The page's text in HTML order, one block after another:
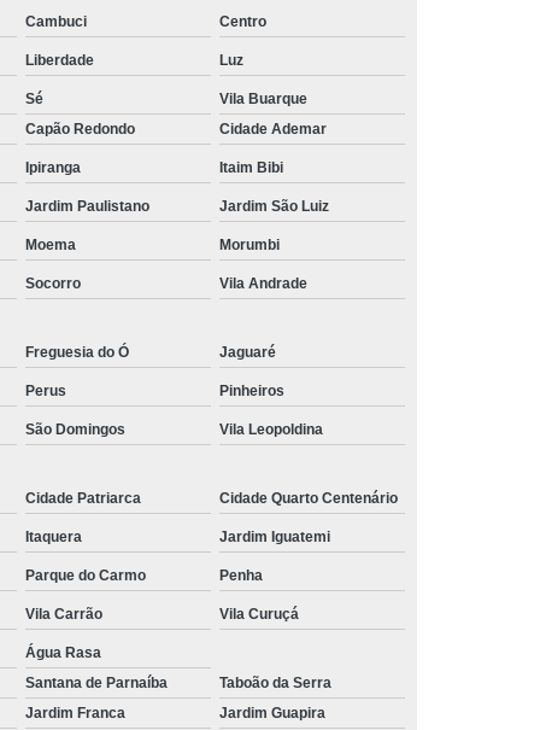
Piscina
Iluminação de Piscina com Led
em Piscina
Iluminação Interna Piscina
de Piscina
Iluminação para Piscina Led
Piscina Jacuzzi
Limpeza da Piscina
Limpeza de Piscina Condomínio
Limpeza de Piscina de Fibra
para Piscina
Limpeza Piscina
Aquecida
Limpeza de Piscina de Vinil
Tratamento e Manutenção de Piscinas
de Piscinas em Hotéis
Manutenção para Piscina em Casa
Limpeza de Piscina água Verde
Limpeza de Piscina Muito Suja
Limpeza de Piscina por Ionização
Cambuci Centro
Liberdade Luz
Sé
Vila Buarque
Capão Redondo Cidade Ademar
Ipiranga Itaim Bibi
Jardim Paulistano Jardim São Luiz
Moema Morumbi
Socorro Vila Andrade
Freguesia do Ó Jaguaré
Perus Pinheiros
São Domingos Vila Leopoldina
Cidade Patriarca Cidade Quarto Centenário
Itaquera Jardim Iguatemi
Parque do Carmo Penha
Vila Carrão Vila Curuçá
Água Rasa
Santana de Parnaíba
Taboão da Serra
Jardim Franca Jardim Guapira